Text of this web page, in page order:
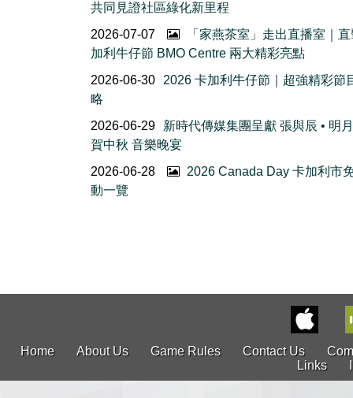
共同見證社區綠化新里程
2026-07-07
「家燕茶室」走出直播室｜
加利牛仔節 BMO Centre 兩大精彩亮點
2026-06-30
2026 卡加利牛仔節｜超強精彩節
略
2026-06-29
新時代傳媒集團呈獻 張與辰 • 明
賀中秋 音樂晚宴
2026-06-28
2026 Canada Day 卡加利市
動一覽
Home About Us Game Rules Contact Us
Links